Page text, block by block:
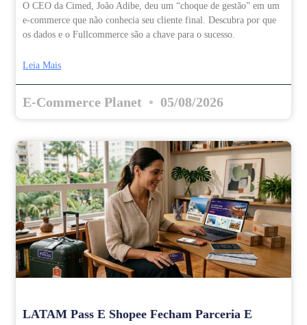
O CEO da Cimed, João Adibe, deu um “choque de gestão” em um
e-commerce que não conhecia seu cliente final. Descubra por que
os dados e o Fullcommerce são a chave para o sucesso.
Leia Mais
E-Commerce Planet 05/08/2026
LATAM Pass E Shopee Fecham Parceria E